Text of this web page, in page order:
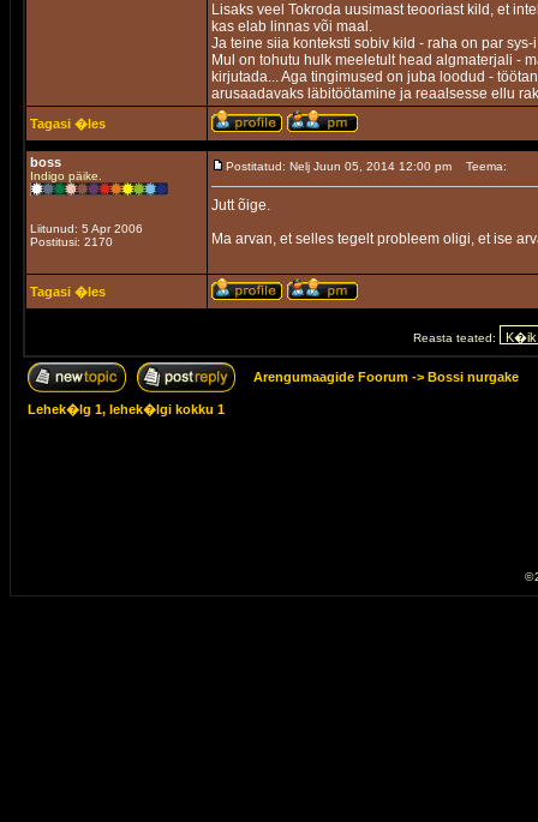
Lisaks veel Tokroda uusimast teooriast kild, et
kas elab linnas või maal.
Ja teine siia konteksti sobiv kild - raha on par
Mul on tohutu hulk meeletult head algmaterjali -
kirjutada... Aga tingimused on juba loodud -
arusaadavaks läbitöötamine ja reaalsesse ellu
Tagasi �les
boss
Indigo päike.
Liitunud: 5 Apr 2006
Postitusi: 2170
Postitatud: Nelj Juun 05, 2014 12:00 pm Teema:
Jutt õige.
Ma arvan, et selles tegelt probleem oligi, et ise
Tagasi �les
Reasta teated:
Arengumaagide Foorum -> Bossi nurgake
Lehek�lg 1, lehek�lgi kokku 1
©